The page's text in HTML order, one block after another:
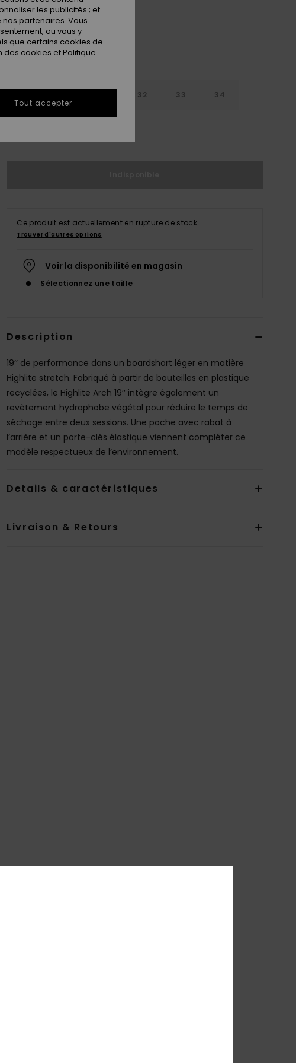
32 33 34
Ce produit est actuellement en rupture de stock.
Trouver d'autres options
Voir la disponibilité en magasin
Sélectionnez une taille
Description
19’’ de performance dans un boardshort léger en matière
Highlite stretch. Fabriqué à partir de bouteilles en plastique
recyclées, le Highlite Arch 19’’ intègre également un
revêtement hydrophobe végétal pour réduire le temps de
séchage entre deux sessions. Une poche avec rabat à
l’arrière et un porte-clés élastique viennent compléter ce
modèle respectueux de l’environnement.
Details & caractéristiques
Livraison & Retours
les publicités ; et
partenaires. Vous
ou vous y
que certains cookies de
des cookies etPolitique
Tout accepter